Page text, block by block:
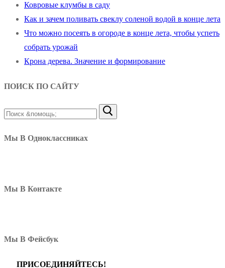
Ковровые клумбы в саду
Как и зачем поливать свеклу соленой водой в конце лета
Что можно посеять в огороде в конце лета, чтобы успеть
собрать урожай
Крона дерева. Значение и формирование
ПОИСК ПО САЙТУ
Найти:
Мы В Одноклассниках
Мы В Контакте
Мы В Фейсбук
ПРИСОЕДИНЯЙТЕСЬ!